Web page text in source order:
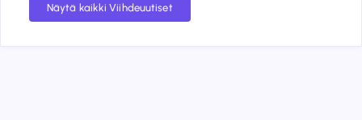
Näytä kaikki Viihdeuutiset